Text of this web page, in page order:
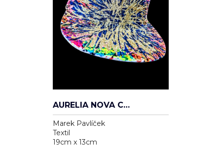
AURELIA NOVA CAP
Marek Pavlíček
Textil
19cm x 13cm